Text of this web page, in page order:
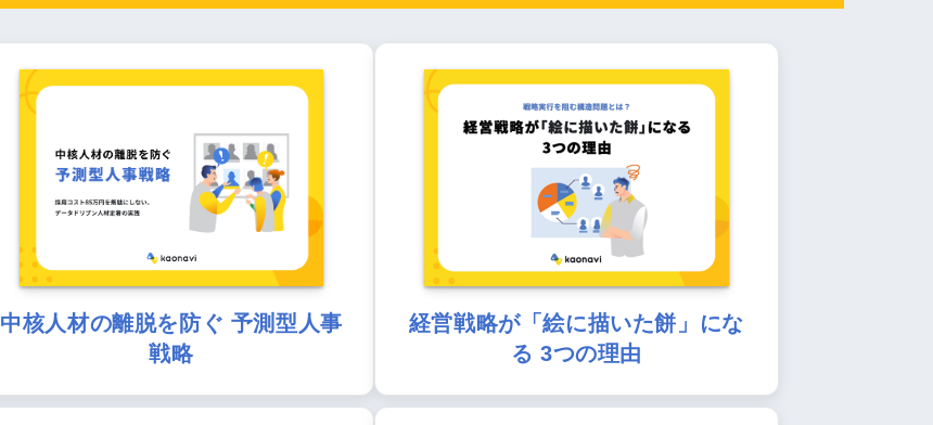
中核人材の離脱を防ぐ 予測型人事
戦略
経営戦略が「絵に描いた餅」にな
る 3つの理由